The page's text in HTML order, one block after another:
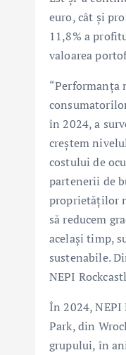
euro, cât și
11,8% a
valoarea
“Performanța
în 2024, a
creștem
costului de
partenerii de
proprietăților
să reducem
același timp,
sustenabile.
NEPI
În 2024,
Park, din
grupului, în